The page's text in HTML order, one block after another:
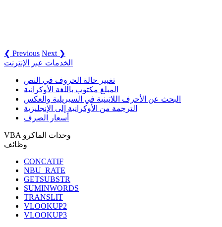
❮ Previous Next ❯
الخدمات عبر الإنترنت
تغيير حالة الحروف في النص
المبلغ مكتوب باللغة الأوكرانية
البحث عن الأحرف اللاتينية في السيريلية والعكس
الترجمة من الأوكرانية إلى الإنجليزية
أسعار الصرف
VBA وحدات الماكرو
وظائف
CONCATIF
NBU_RATE
GETSUBSTR
SUMINWORDS
TRANSLIT
VLOOKUP2
VLOOKUP3